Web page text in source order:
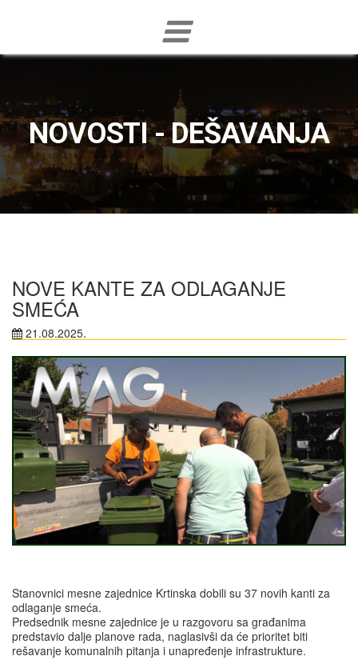
NOVOSTI - DEŠAVANJA
NOVE KANTE ZA ODLAGANJE
SMEĆA
21.08.2025.
Stanovnici mesne zajednice Krtinska dobili su 37 novih kanti za
odlaganje smeća.
Predsednik mesne zajednice je u razgovoru sa građanima
predstavio dalje planove rada, naglasivši da će prioritet biti
rešavanje komunalnih pitanja i unapređenje infrastrukture.